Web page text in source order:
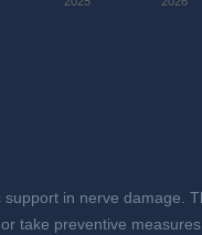
in nerve damage.
take preventive